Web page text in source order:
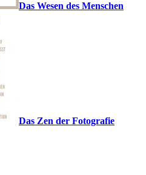
Das Wesen des Menschen
Das Zen der Fotografie